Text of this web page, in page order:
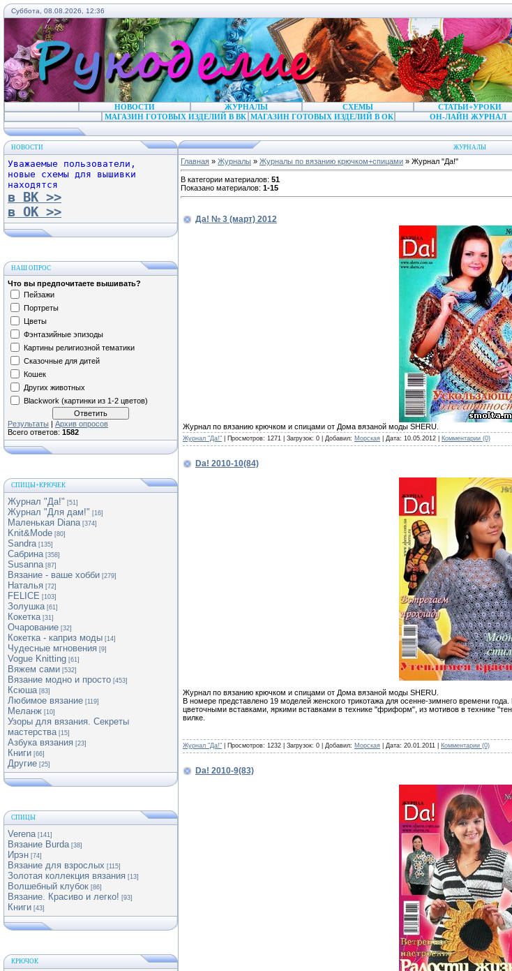
Суббота, 08.08.2026, 12:36
НОВОСТИ ЖУРНАЛЫ СХЕМЫ СТАТЬИ+УРОКИ
МАГАЗИН ГОТОВЫХ ИЗДЕЛИЙ В ВК МАГАЗИН ГОТОВЫХ ИЗДЕЛИЙ В ОК ОН-ЛАЙН ЖУРНАЛ
НОВОСТИ
Уважаемые пользователи,
новые схемы для вышивки
находятся
в ВК >>
в ОК >>
НАШ ОПРОС
Что вы предпочитаете вышивать?
Пейзажи
Портреты
Цветы
Фэнтазийные эпизоды
Картины религиозной тематики
Сказочные для дитей
Кошек
Других животных
Blackwork (картинки из 1-2 цветов)
Результаты | Архив опросов
Всего ответов: 1582
СПИЦЫ+КРЮЧЕК
Журнал "Да!" [51]
Журнал "Для дам!" [16]
Маленькая Diana [374]
Knit&Mode [80]
Sandra [135]
Сабрина [358]
Susanna [87]
Вязание - ваше хобби [279]
Наталья [72]
FELICE [103]
Золушка [61]
Кокетка [31]
Очарование [32]
Кокетка - каприз моды [14]
Чудесные мгновения [9]
Vogue Knitting [61]
Вяжем сами [532]
Вязание модно и просто [453]
Ксюша [83]
Любимое вязание [119]
Меланж [10]
Узоры для вязания. Секреты
мастерства [15]
Азбука вязания [23]
Книги [66]
Другие [25]
СПИЦЫ
Verena [141]
Вязание Burda [38]
Ирэн [74]
Вязание для взрослых [115]
Золотая коллекция вязания [13]
Волшебный клубок [86]
Вязание. Красиво и легко! [93]
Книги [43]
КРЮЧОК
ЖУРНАЛЫ
Главная » Журналы » Журналы по вязанию крючком+спицами » Журнал "Да!"
В категории материалов: 51
Показано материалов: 1-15
Да! № 3 (март) 2012
Журнал по вязанию крючком и спицами от Дома вязаной моды SHERU.
Журнал "Да!" | Просмотров: 1271 | Загрузок: 0 | Добавил: Морская | Дата: 10.05.2012 Комментарии (0)
Da! 2010-10(84)
Журнал по вязанию крючком и спицами от Дома вязаной моды SHERU.
В номере представлено 19 моделей женского трикотажа для осенне-зимнего времени
цветочными вставками, яркими вставками в технике "фриформ", из мотивов в технике
вилке.
Журнал "Да!" | Просмотров: 1232 | Загрузок: 0 | Добавил: Морская | Дата: 20.01.2011 Комментарии (0)
Da! 2010-9(83)